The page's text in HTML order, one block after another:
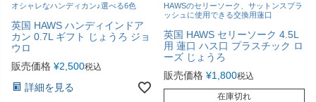
オシャレなハンディカン♪選べる6色
英国 HAWS ハンディインドア
カン 0.7L ギフト じょうろ ジョ
ウロ
販売価格 ¥2,500税込
詳細を見る
HAWSのセリーソーク、サットンスプラ
ッシュに使用できる交換用蓮口
英国 HAWS セリーソーク 4.5L
用 蓮口 ハス口 プラスチック ロ
ーズ じょうろ
販売価格 ¥1,800税込
在庫切れ